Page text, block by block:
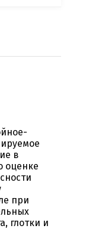
в
оценке
при
глотки и